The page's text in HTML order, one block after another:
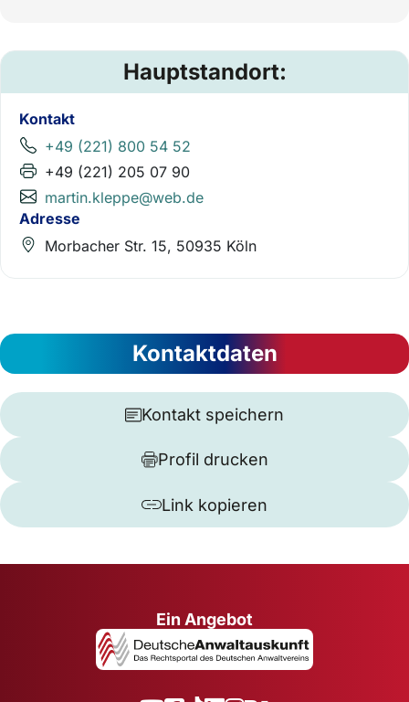
Hauptstandort:
Kontakt
+49 (221) 800 54 52
+49 (221) 205 07 90
martin.kleppe@web.de
Adresse
Morbacher Str. 15, 50935 Köln
Kontaktdaten
Kontakt speichern
Profil drucken
Link kopieren
Ein Angebot